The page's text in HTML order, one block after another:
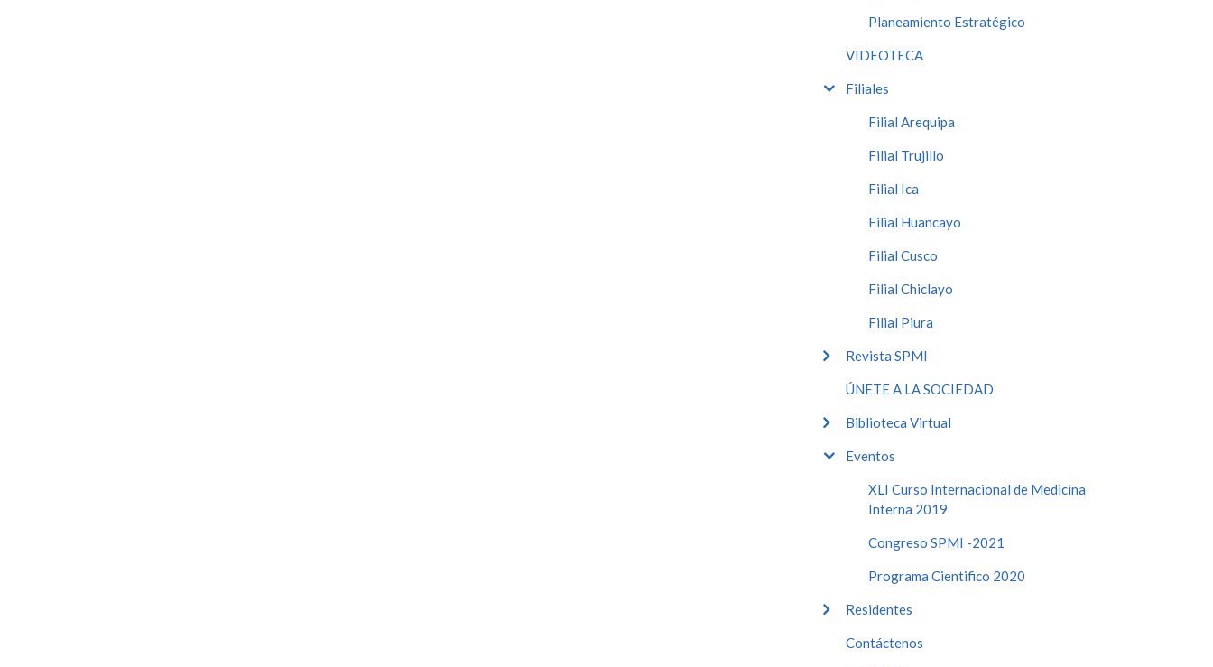
Planeamiento Estratégico
VIDEOTECA
Filiales
Filial Arequipa
Filial Trujillo
Filial Ica
Filial Huancayo
Filial Cusco
Filial Chiclayo
Filial Piura
Revista SPMI
ÚNETE A LA SOCIEDAD
Biblioteca Virtual
Eventos
XLI Curso Internacional de Medicina
Interna 2019
Congreso SPMI -2021
Programa Cientifico 2020
Residentes
Contáctenos